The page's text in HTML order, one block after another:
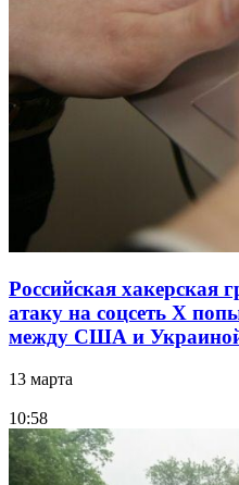
Российская хакерская
атаку на соцсеть Х
между США и
13 марта
10:58